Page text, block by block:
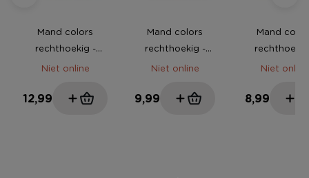
Mand colors
rechthoekig -
geel/bruin -
Niet online
12,99
Mand colors
rechthoekig -
blauw/bruin -
Niet online
9,99
Mand
groen/
Niet online
8,99